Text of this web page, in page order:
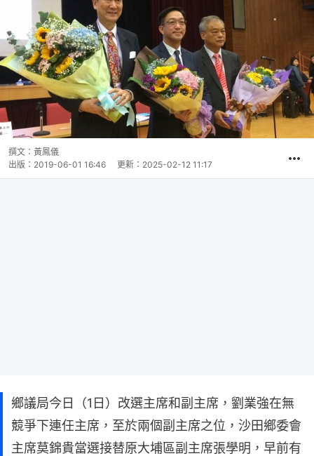
撰文： 黃鳳儀
出版： 2019-06-01 16:46 更新： 2025-02-12 11:17
鄉議局今日（1日）改選主席和副主席，劉業強在無
競爭下連任主席，至於兩個副主席之位，沙田鄉委會
主席莫錦貴當選接替原大埔區副主席張學明，早前有